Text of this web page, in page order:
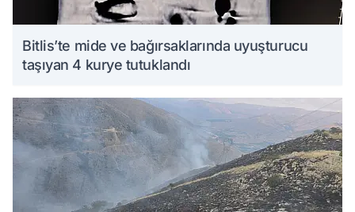
Bitlis’te mide ve bağırsaklarında uyuşturucu
taşıyan 4 kurye tutuklandı